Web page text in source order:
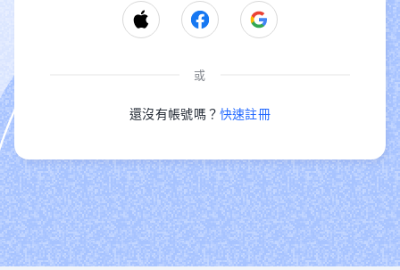
或
還沒有帳號嗎？ 快速註冊